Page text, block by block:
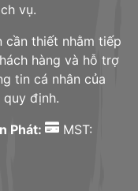
vụ.
cần thiết nhằm tiếp
hàng và hỗ trợ
tin cá nhân của
định.
Phát:
MST: